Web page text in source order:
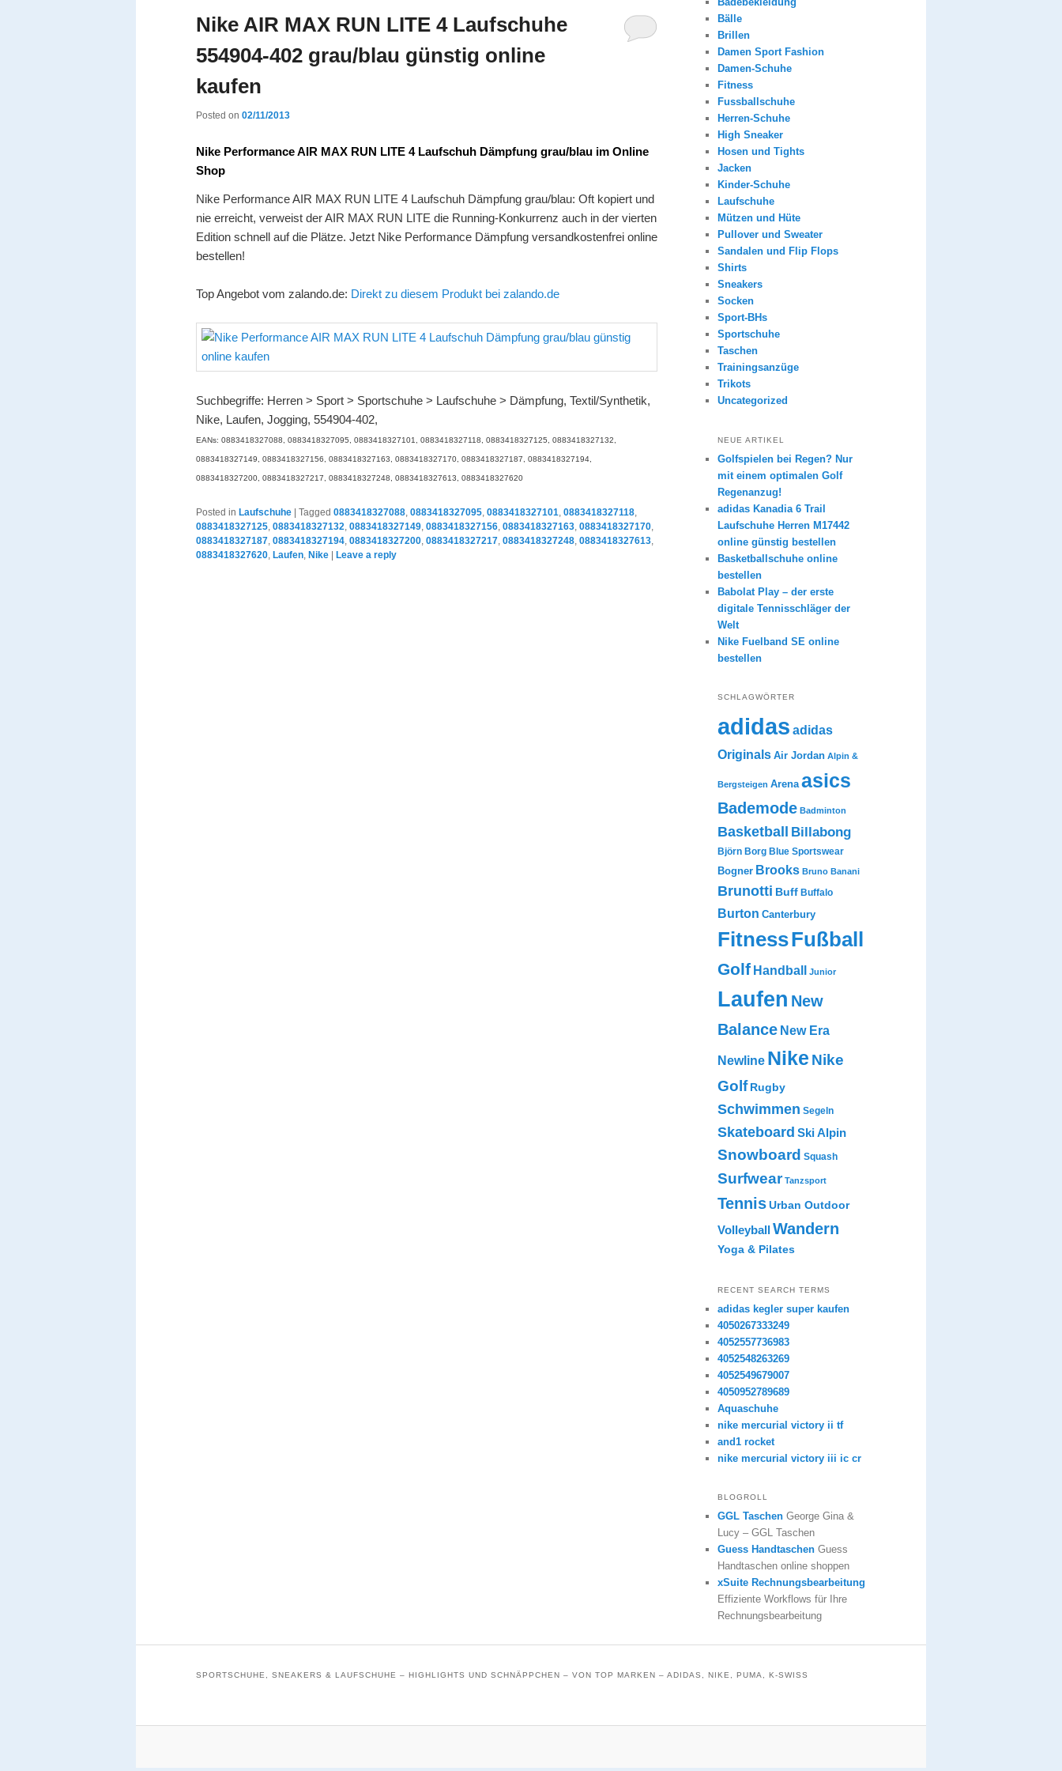
Nike AIR MAX RUN LITE 4 Laufschuhe
554904-402 grau/blau günstig online
kaufen
Posted on 02/11/2013
Nike Performance AIR MAX RUN LITE 4 Laufschuh Dämpfung grau/blau im Online
Shop
Nike Performance AIR MAX RUN LITE 4 Laufschuh Dämpfung grau/blau: Oft kopiert und
nie erreicht, verweist der AIR MAX RUN LITE die Running-Konkurrenz auch in der vierten
Edition schnell auf die Plätze. Jetzt Nike Performance Dämpfung versandkostenfrei online
bestellen!
Top Angebot vom zalando.de: Direkt zu diesem Produkt bei zalando.de
Suchbegriffe: Herren > Sport > Sportschuhe > Laufschuhe > Dämpfung, Textil/Synthetik,
Nike, Laufen, Jogging, 554904-402,
EANs: 0883418327088, 0883418327095, 0883418327101, 0883418327118, 0883418327125, 0883418327132,
0883418327149, 0883418327156, 0883418327163, 0883418327170, 0883418327187, 0883418327194,
0883418327200, 0883418327217, 0883418327248, 0883418327613, 0883418327620
Posted in Laufschuhe Tagged 0883418327088, 0883418327095, 0883418327101, 0883418327118,
0883418327125, 0883418327132, 0883418327149, 0883418327156, 0883418327163, 0883418327170,
0883418327187, 0883418327194, 0883418327200, 0883418327217, 0883418327248, 0883418327613,
0883418327620, Laufen, Nike Leave a reply
Bälle
Brillen
Damen Sport Fashion
Damen-Schuhe
Fitness
Fussballschuhe
Herren-Schuhe
High Sneaker
Hosen und Tights
Jacken
Kinder-Schuhe
Laufschuhe
Mützen und Hüte
Pullover und Sweater
Sandalen und Flip Flops
Shirts
Sneakers
Socken
Sport-BHs
Sportschuhe
Taschen
Trainingsanzüge
Trikots
Uncategorized
NEUE ARTIKEL
Golfspielen bei Regen? Nur
mit einem optimalen Golf
Regenanzug!
adidas Kanadia 6 Trail
Laufschuhe Herren M17442
online günstig bestellen
Basketballschuhe online
bestellen
Babolat Play – der erste
digitale Tennisschläger der
Welt
Nike Fuelband SE online
bestellen
SCHLAGWÖRTER
adidas adidas
Originals Air Jordan Alpin &
Bergsteigen Arena asics
Bademode Badminton
Basketball Billabong
Björn Borg Blue Sportswear
Bogner Brooks Bruno Banani
Brunotti Buff Buffalo
Burton Canterbury
FitnessFußball
Golf Handball Junior
Laufen New
Balance New Era
Newline Nike Nike
Golf Rugby
Schwimmen Segeln
Skateboard Ski Alpin
Snowboard Squash
Surfwear Tanzsport
TennisUrban Outdoor
VolleyballWandern
Yoga & Pilates
RECENT SEARCH TERMS
adidas kegler super kaufen
4050267333249
4052557736983
4052548263269
4052549679007
4050952789689
Aquaschuhe
nike mercurial victory ii tf
and1 rocket
nike mercurial victory iii ic cr
BLOGROLL
GGL Taschen George Gina &
Lucy – GGL Taschen
Guess Handtaschen Guess
Handtaschen online shoppen
xSuite Rechnungsbearbeitung
Effiziente Workflows für Ihre
Rechnungsbearbeitung
SPORTSCHUHE, SNEAKERS & LAUFSCHUHE – HIGHLIGHTS UND SCHNÄPPCHEN – VON TOP MARKEN – ADIDAS, NIKE, PUMA, K-SWISS